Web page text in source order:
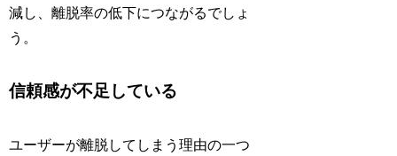
減し、離脱率の低下につながるでしょ
う。
信頼感が不足している
ユーザーが離脱してしまう理由の一つ